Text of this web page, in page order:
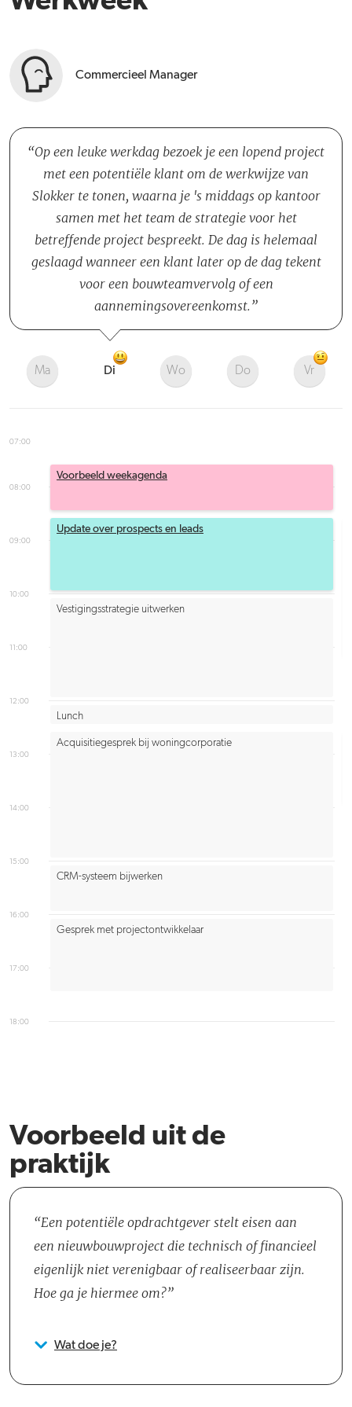
Commercieel Manager
Op een leuke werkdag bezoek je een lopend project
met een potentiële klant om de werkwijze van
Slokker te tonen, waarna je 's middags op kantoor
samen met het team de strategie voor het
betreffende project bespreekt. De dag is helemaal
geslaagd wanneer een klant later op de dag tekent
voor een bouwteamvervolg of een
aannemingsovereenkomst.
Ma Di Wo Do Vr
07:00
08:00
09:00
10:00
11:00
12:00
13:00
14:00
15:00
16:00
17:00
18:00
Voorbeeld weekagenda
Update over prospects en leads
Vestigingsstrategie uitwerken
Lunch
Acquisitiegesprek bij woningcorporatie
CRM-systeem bijwerken
Gesprek met projectontwikkelaar
Voorbeeld uit de
praktijk
Een potentiële opdrachtgever stelt eisen aan
een nieuwbouwproject die technisch of financieel
eigenlijk niet verenigbaar of realiseerbaar zijn.
Hoe ga je hiermee om?
Wat doe je?